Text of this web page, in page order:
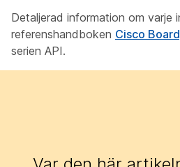
Detaljerad information om varje
referenshandboken Cisco
serien API.